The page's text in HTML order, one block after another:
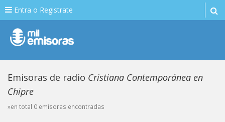
Entra o Registrate
Emisoras de radio Cristiana Contemporánea en
Chipre
»en total 0 emisoras encontradas